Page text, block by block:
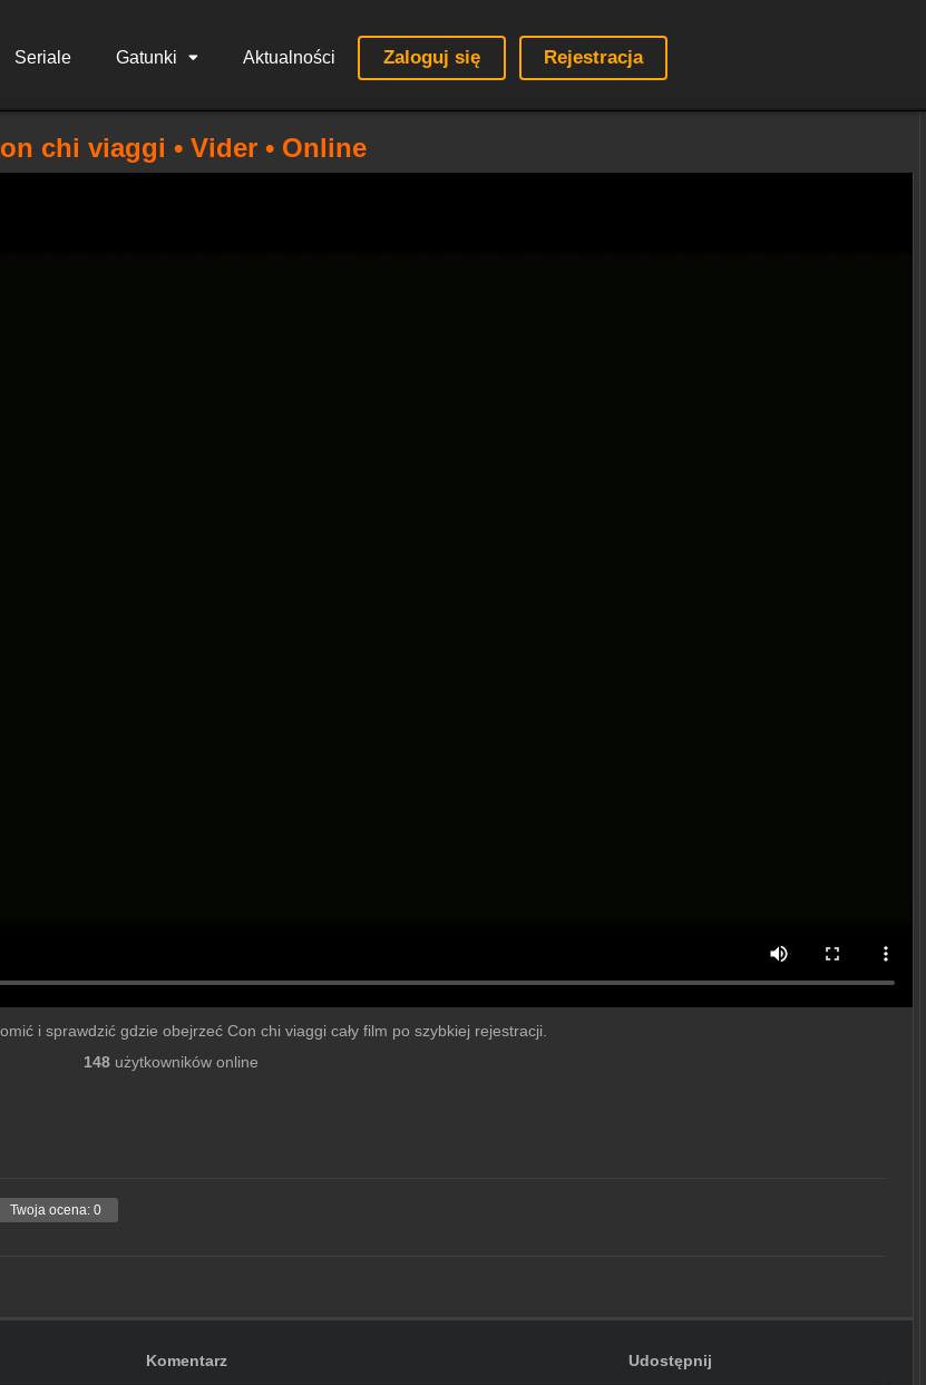
Seriale Gatunki Aktualności Zaloguj się Rejestracja
chi viaggi • Vider • Online
i sprawdzić gdzie obejrzeć Con chi viaggi cały film po szybkiej rejestracji.
148użytkowników online
Twoja ocena: 0
Komentarz Udostępnij